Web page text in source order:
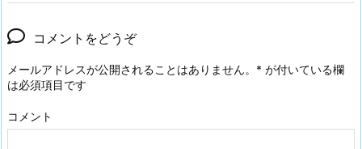
コメントをどうぞ
メールアドレスが公開されることはありません。 * が付いている欄
は必須項目です
コメント